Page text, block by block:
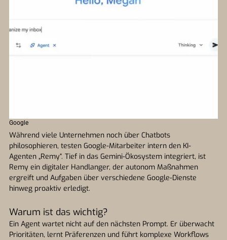
Google
Während viele Unternehmen noch über Chatbots
philosophieren, testen Google-Mitarbeiter intern den KI-
Agenten „Remy“. Tief in das Gemini-Ökosystem integriert, ist
Remy ein digitaler Handlanger, der autonom Maßnahmen
ergreift und Aufgaben über verschiedene Google-Dienste
hinweg proaktiv erledigt.
Warum ist das wichtig?
Ein Agent wartet nicht auf den nächsten Prompt. Er überwacht
Prioritäten, lernt Präferenzen und führt komplexe Workflows